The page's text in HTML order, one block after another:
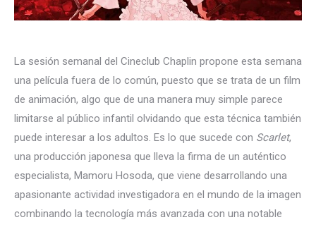
La sesión semanal del Cineclub Chaplin propone esta semana
una película fuera de lo común, puesto que se trata de un film
de animación, algo que de una manera muy simple parece
limitarse al público infantil olvidando que esta técnica también
puede interesar a los adultos. Es lo que sucede con Scarlet,
una producción japonesa que lleva la firma de un auténtico
especialista, Mamoru Hosoda, que viene desarrollando una
apasionante actividad investigadora en el mundo de la imagen
combinando la tecnología más avanzada con una notable